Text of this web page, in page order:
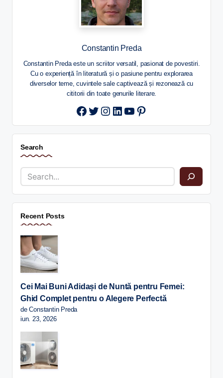
Constantin Preda
Constantin Preda este un scriitor versatil, pasionat de povestiri.
Cu o experiență în literatură și o pasiune pentru explorarea
diverselor teme, cuvintele sale captivează și rezonează cu
cititorii din toate genurile literare.
Twitter
Instagram
LinkedIn
YouTube
Pinterest
Search
Recent Posts
Cei Mai Buni Adidași de Nuntă pentru Femei:
Ghid Complet pentru o Alegere Perfectă
de Constantin Preda
iun. 23, 2026